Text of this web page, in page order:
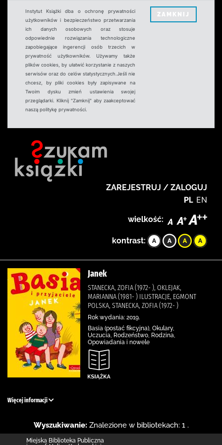
Instytut Książki dba o ochronę prywatności
użytkowników i bezpieczeństwo przetwarzania
ich danych osobowych oraz stosuje
odpowiednie rozwiązania technologiczne
zapobiegające ingerencji osób trzecich w
prywatność użytkowników. Używamy także
plików cookies, by ułatwić korzystanie z naszych
serwisów oraz do celów statystycznych.Jeśli nie
chcesz, by pliki cookies były zapisywane na
Twoim dysku zmień ustawienia swojej
przeglądarki. Kliknij "Zamknij" aby zaakceptować
naszą politykę prywatności.
ZAMKNIJ
ZAREJESTRUJ / ZALOGUJ
PL EN
wielkość:
kontrast:
Janek
STANECKA, ZOFIA (1972- ), OKLEJAK,
MARIANNA (1981- ) ILUSTRACJE, EGMONT
POLSKA, STANECKA, ZOFIA (1972- )
Rok wydania: 2019.
Basia (postać fikcyjna), Okulary,
Uczucia, Rodzeństwo, Rodzina,
Opowiadania i nowele
Więcej informacji
Wyszukiwanie: Znalezione w bibliotekach: 1 .
Miejska Biblioteka Publiczna